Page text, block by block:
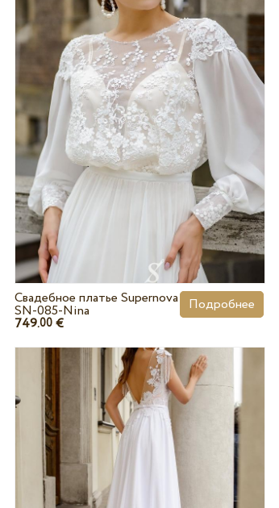
Свадебное платье Supernova
SN-085-Nina
749.00 €
Подробнее